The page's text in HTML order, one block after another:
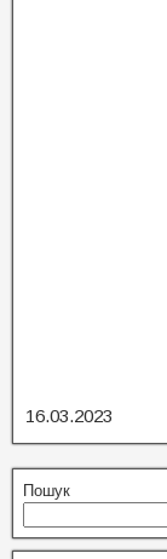
16.03.2023
Пошук